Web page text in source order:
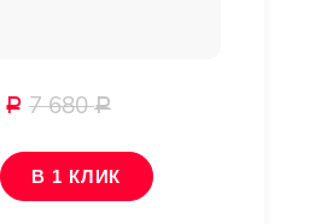
Р 7 680Р
В 1 КЛИК